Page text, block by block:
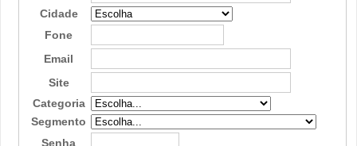
Cidade
Fone
Email
Site
Categoria
Segmento
Senha